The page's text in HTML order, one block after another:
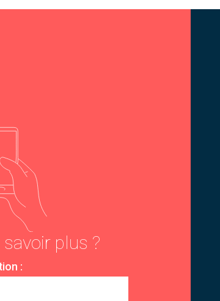
plus ?
: